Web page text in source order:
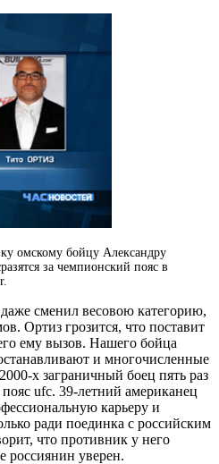
омскому бойцу Александру
за чемпионский пояс в
сменил весовою категорию,
Ортиз грозится, что поставит
ему вызов. Нашего бойца
и многочисленные
х заграничный боец пять раз
ufc. 39-летний американец
карьеру и
ради поединка с российским
что противник у него
россиянин уверен.